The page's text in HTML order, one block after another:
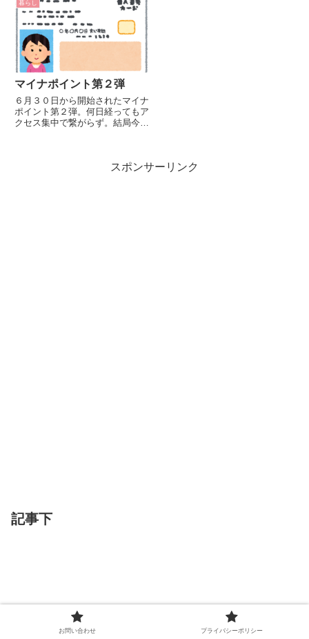
暮らし
マイナポイント第２弾
６月３０日から開始されたマイナ
ポイント第２弾。何日経ってもア
クセス集中で繋がらず。結局今日
スポンサーリンク
記事下
お問い合わせ プライバシーポリシー